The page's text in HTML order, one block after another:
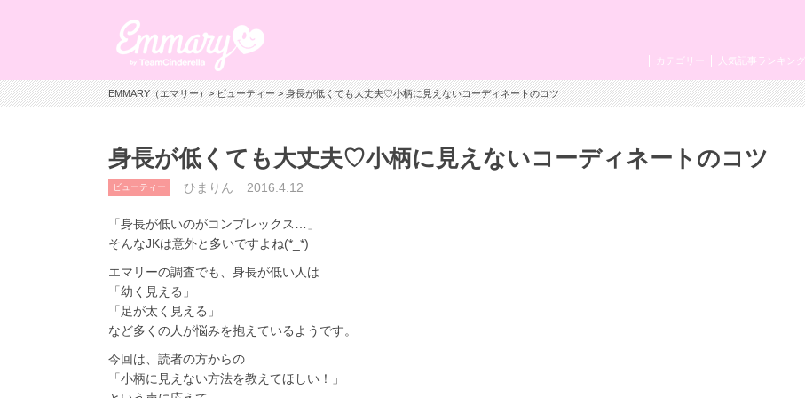
人気記事ランキング
カテゴリー
EMMARY（エマリー）>ビューティー> 身長が低くても大丈夫♡小柄に見えないコーディネートのコツ
身長が低くても大丈夫♡小柄に見えないコーディネートのコツ
ビューティー ひまりん 2016.4.12
「身長が低いのがコンプレックス…」
そんなJKは意外と多いですよね(*_*)
エマリーの調査でも、身長が低い人は
「幼く見える」
「足が太く見える」
など多くの人が悩みを抱えているようです。
今回は、読者の方からの
「小柄に見えない方法を教えてほしい！」